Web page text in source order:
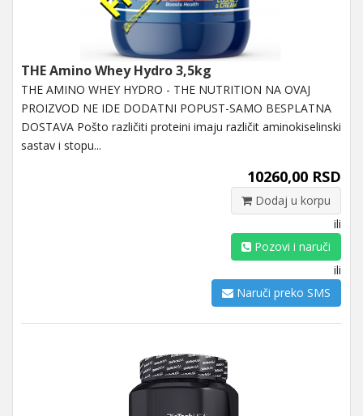
THE Amino Whey Hydro 3,5kg
THE AMINO WHEY HYDRO - THE NUTRITION NA OVAJ
PROIZVOD NE IDE DODATNI POPUST-SAMO BESPLATNA
DOSTAVA Pošto različiti proteini imaju različit aminokiselinski
sastav i stopu...
10260,00 RSD
Dodaj u korpu
ili
Pozovi i naruči
ili
Naruči preko SMS